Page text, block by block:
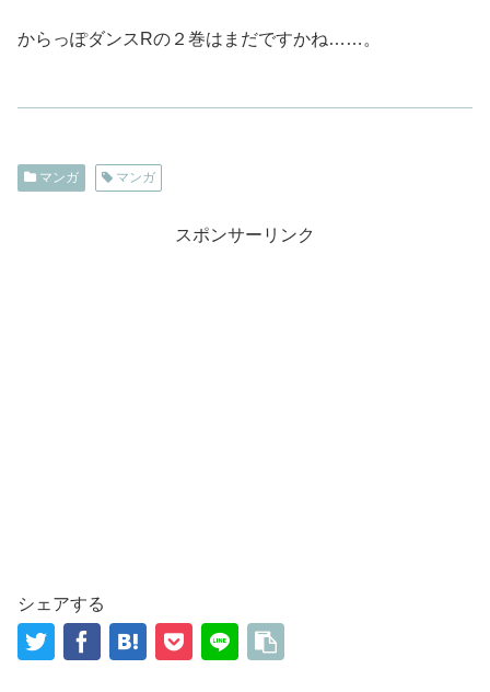
からっぽダンスRの２巻はまだですかね……。
マンガ マンガ
スポンサーリンク
シェアする